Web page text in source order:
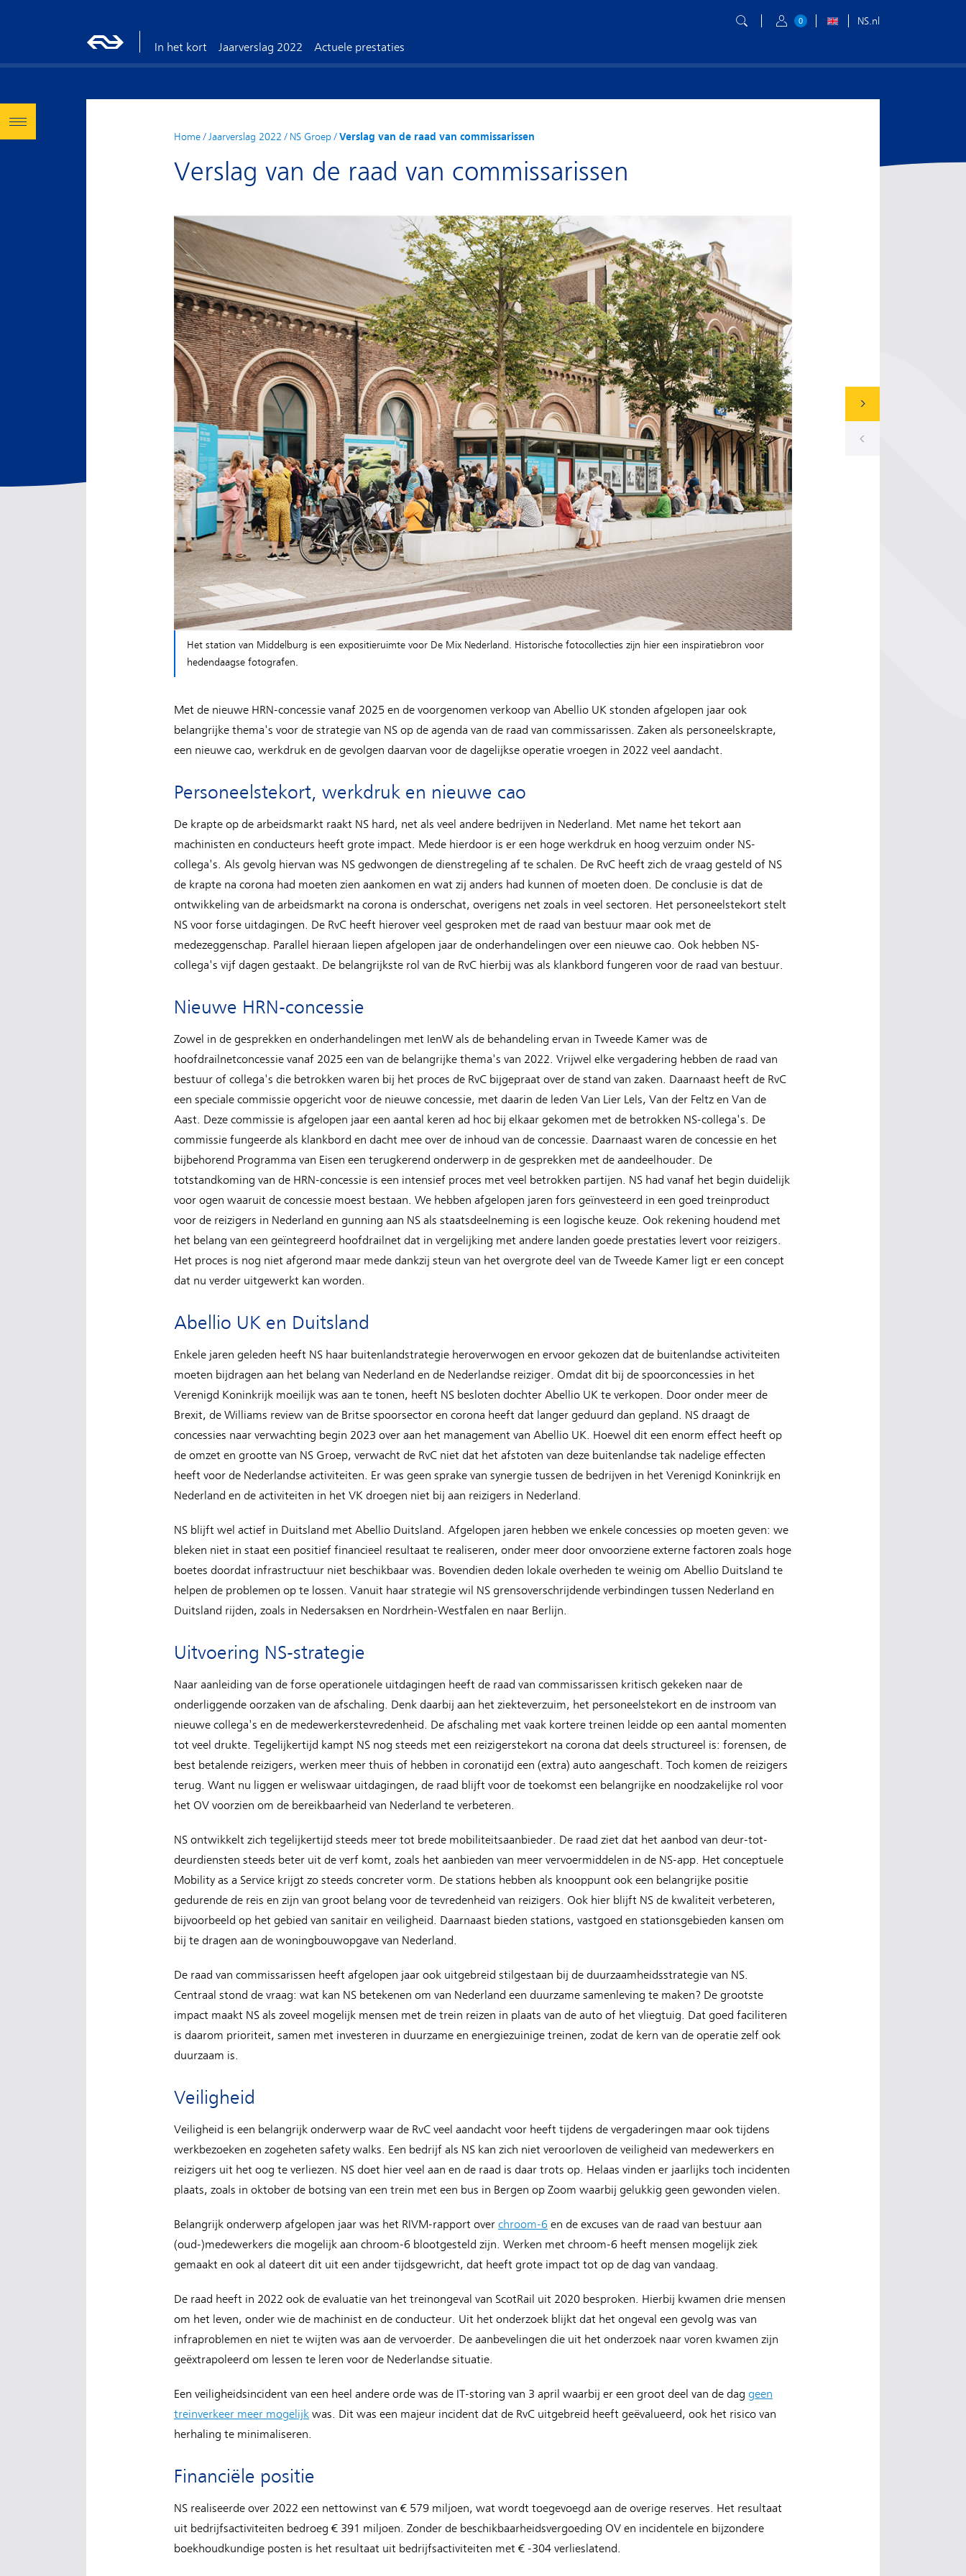
0 NS.nl
In het kort Jaarverslag 2022 Actuele prestaties
Home/ Jaarverslag 2022 / NS Groep/Verslag van de raad van commissarissen
Verslag van de raad van commissarissen
Het station van Middelburg is een expositieruimte voor De Mix Nederland. Historische fotocollecties zijn hier een inspiratiebron voor
hedendaagse fotografen.
Met de nieuwe HRN-concessie vanaf 2025 en de voorgenomen verkoop van Abellio UK stonden afgelopen jaar ook
belangrijke thema's voor de strategie van NS op de agenda van de raad van commissarissen. Zaken als personeelskrapte,
een nieuwe cao, werkdruk en de gevolgen daarvan voor de dagelijkse operatie vroegen in 2022 veel aandacht.
Personeelstekort, werkdruk en nieuwe cao
De krapte op de arbeidsmarkt raakt NS hard, net als veel andere bedrijven in Nederland. Met name het tekort aan
machinisten en conducteurs heeft grote impact. Mede hierdoor is er een hoge werkdruk en hoog verzuim onder NS-
collega's. Als gevolg hiervan was NS gedwongen de dienstregeling af te schalen. De RvC heeft zich de vraag gesteld of NS
de krapte na corona had moeten zien aankomen en wat zij anders had kunnen of moeten doen. De conclusie is dat de
ontwikkeling van de arbeidsmarkt na corona is onderschat, overigens net zoals in veel sectoren. Het personeelstekort stelt
NS voor forse uitdagingen. De RvC heeft hierover veel gesproken met de raad van bestuur maar ook met de
medezeggenschap. Parallel hieraan liepen afgelopen jaar de onderhandelingen over een nieuwe cao. Ook hebben NS-
collega's vijf dagen gestaakt. De belangrijkste rol van de RvC hierbij was als klankbord fungeren voor de raad van bestuur.
Nieuwe HRN-concessie
Zowel in de gesprekken en onderhandelingen met IenW als de behandeling ervan in Tweede Kamer was de
hoofdrailnetconcessie vanaf 2025 een van de belangrijke thema's van 2022. Vrijwel elke vergadering hebben de raad van
bestuur of collega's die betrokken waren bij het proces de RvC bijgepraat over de stand van zaken. Daarnaast heeft de RvC
een speciale commissie opgericht voor de nieuwe concessie, met daarin de leden Van Lier Lels, Van der Feltz en Van de
Aast. Deze commissie is afgelopen jaar een aantal keren ad hoc bij elkaar gekomen met de betrokken NS-collega's. De
commissie fungeerde als klankbord en dacht mee over de inhoud van de concessie. Daarnaast waren de concessie en het
bijbehorend Programma van Eisen een terugkerend onderwerp in de gesprekken met de aandeelhouder. De
totstandkoming van de HRN-concessie is een intensief proces met veel betrokken partijen. NS had vanaf het begin duidelijk
voor ogen waaruit de concessie moest bestaan. We hebben afgelopen jaren fors geïnvesteerd in een goed treinproduct
voor de reizigers in Nederland en gunning aan NS als staatsdeelneming is een logische keuze. Ook rekening houdend met
het belang van een geïntegreerd hoofdrailnet dat in vergelijking met andere landen goede prestaties levert voor reizigers.
Het proces is nog niet afgerond maar mede dankzij steun van het overgrote deel van de Tweede Kamer ligt er een concept
dat nu verder uitgewerkt kan worden.
Abellio UK en Duitsland
Enkele jaren geleden heeft NS haar buitenlandstrategie heroverwogen en ervoor gekozen dat de buitenlandse activiteiten
moeten bijdragen aan het belang van Nederland en de Nederlandse reiziger. Omdat dit bij de spoorconcessies in het
Verenigd Koninkrijk moeilijk was aan te tonen, heeft NS besloten dochter Abellio UK te verkopen. Door onder meer de
Brexit, de Williams review van de Britse spoorsector en corona heeft dat langer geduurd dan gepland. NS draagt de
concessies naar verwachting begin 2023 over aan het management van Abellio UK. Hoewel dit een enorm effect heeft op
de omzet en grootte van NS Groep, verwacht de RvC niet dat het afstoten van deze buitenlandse tak nadelige effecten
heeft voor de Nederlandse activiteiten. Er was geen sprake van synergie tussen de bedrijven in het Verenigd Koninkrijk en
Nederland en de activiteiten in het VK droegen niet bij aan reizigers in Nederland.
NS blijft wel actief in Duitsland met Abellio Duitsland. Afgelopen jaren hebben we enkele concessies op moeten geven: we
bleken niet in staat een positief financieel resultaat te realiseren, onder meer door onvoorziene externe factoren zoals hoge
boetes doordat infrastructuur niet beschikbaar was. Bovendien deden lokale overheden te weinig om Abellio Duitsland te
helpen de problemen op te lossen. Vanuit haar strategie wil NS grensoverschrijdende verbindingen tussen Nederland en
Duitsland rijden, zoals in Nedersaksen en Nordrhein-Westfalen en naar Berlijn.
Uitvoering NS-strategie
Naar aanleiding van de forse operationele uitdagingen heeft de raad van commissarissen kritisch gekeken naar de
onderliggende oorzaken van de afschaling. Denk daarbij aan het ziekteverzuim, het personeelstekort en de instroom van
nieuwe collega's en de medewerkerstevredenheid. De afschaling met vaak kortere treinen leidde op een aantal momenten
tot veel drukte. Tegelijkertijd kampt NS nog steeds met een reizigerstekort na corona dat deels structureel is: forensen, de
best betalende reizigers, werken meer thuis of hebben in coronatijd een (extra) auto aangeschaft. Toch komen de reizigers
terug. Want nu liggen er weliswaar uitdagingen, de raad blijft voor de toekomst een belangrijke en noodzakelijke rol voor
het OV voorzien om de bereikbaarheid van Nederland te verbeteren.
NS ontwikkelt zich tegelijkertijd steeds meer tot brede mobiliteitsaanbieder. De raad ziet dat het aanbod van deur-tot-
deurdiensten steeds beter uit de verf komt, zoals het aanbieden van meer vervoermiddelen in de NS-app. Het conceptuele
Mobility as a Service krijgt zo steeds concreter vorm. De stations hebben als knooppunt ook een belangrijke positie
gedurende de reis en zijn van groot belang voor de tevredenheid van reizigers. Ook hier blijft NS de kwaliteit verbeteren,
bijvoorbeeld op het gebied van sanitair en veiligheid. Daarnaast bieden stations, vastgoed en stationsgebieden kansen om
bij te dragen aan de woningbouwopgave van Nederland.
De raad van commissarissen heeft afgelopen jaar ook uitgebreid stilgestaan bij de duurzaamheidsstrategie van NS.
Centraal stond de vraag: wat kan NS betekenen om van Nederland een duurzame samenleving te maken? De grootste
impact maakt NS als zoveel mogelijk mensen met de trein reizen in plaats van de auto of het vliegtuig. Dat goed faciliteren
is daarom prioriteit, samen met investeren in duurzame en energiezuinige treinen, zodat de kern van de operatie zelf ook
duurzaam is.
Veiligheid
Veiligheid is een belangrijk onderwerp waar de RvC veel aandacht voor heeft tijdens de vergaderingen maar ook tijdens
werkbezoeken en zogeheten safety walks. Een bedrijf als NS kan zich niet veroorloven de veiligheid van medewerkers en
reizigers uit het oog te verliezen. NS doet hier veel aan en de raad is daar trots op. Helaas vinden er jaarlijks toch incidenten
plaats, zoals in oktober de botsing van een trein met een bus in Bergen op Zoom waarbij gelukkig geen gewonden vielen.
Belangrijk onderwerp afgelopen jaar was het RIVM-rapport over chroom-6 en de excuses van de raad van bestuur aan
(oud-)medewerkers die mogelijk aan chroom-6 blootgesteld zijn. Werken met chroom-6 heeft mensen mogelijk ziek
gemaakt en ook al dateert dit uit een ander tijdsgewricht, dat heeft grote impact tot op de dag van vandaag.
De raad heeft in 2022 ook de evaluatie van het treinongeval van ScotRail uit 2020 besproken. Hierbij kwamen drie mensen
om het leven, onder wie de machinist en de conducteur. Uit het onderzoek blijkt dat het ongeval een gevolg was van
infraproblemen en niet te wijten was aan de vervoerder. De aanbevelingen die uit het onderzoek naar voren kwamen zijn
geëxtrapoleerd om lessen te leren voor de Nederlandse situatie.
Een veiligheidsincident van een heel andere orde was de IT-storing van 3 april waarbij er een groot deel van de dag geen
treinverkeer meer mogelijk was. Dit was een majeur incident dat de RvC uitgebreid heeft geëvalueerd, ook het risico van
herhaling te minimaliseren.
Financiële positie
NS realiseerde over 2022 een nettowinst van € 579 miljoen, wat wordt toegevoegd aan de overige reserves. Het resultaat
uit bedrijfsactiviteiten bedroeg € 391 miljoen. Zonder de beschikbaarheidsvergoeding OV en incidentele en bijzondere
boekhoudkundige posten is het resultaat uit bedrijfsactiviteiten met € -304 verlieslatend.